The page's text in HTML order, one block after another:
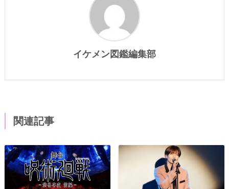
イケメン図鑑編集部
関連記事